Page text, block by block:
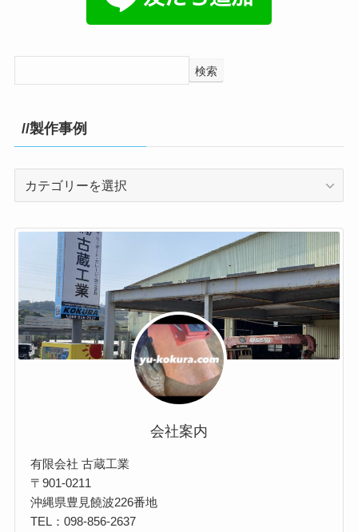
検索
//製作事例
事
会社案内
有限会社 古蔵工業
〒901-0211
沖縄県豊見饒波226番地
TEL：098-856-2637